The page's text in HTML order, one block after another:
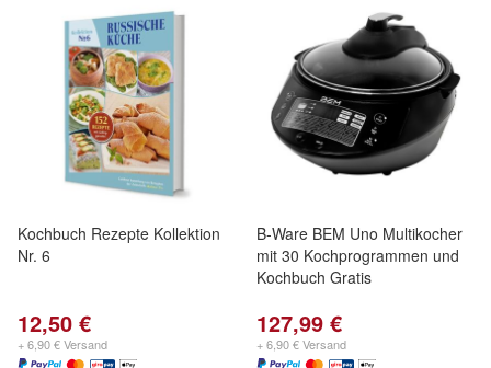
Kochbuch Rezepte Kollektion
Nr. 6
12,50 €
+ 6,90 € Versand
B-Ware BEM Uno Multikocher
mit 30 Kochprogrammen und
Kochbuch Gratis
127,99 €
+ 6,90 € Versand